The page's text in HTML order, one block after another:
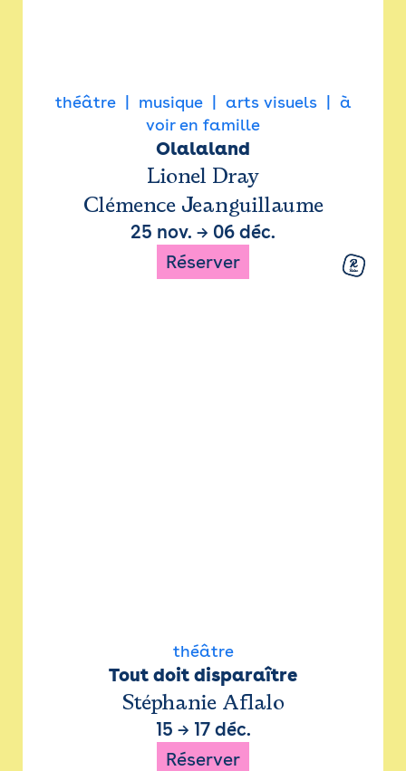
théâtre musique arts visuels
à
voir en famille
Olalaland
Lionel Dray
Clémence Jeanguillaume
25 nov. → 06 déc.
Réserver
théâtre
Tout doit disparaître
Stéphanie Aflalo
15 → 17 déc.
Réserver